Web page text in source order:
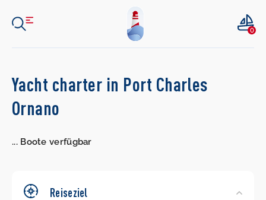
0
Search
Yachts
Yacht charter in Port Charles
Ornano
...Boote verfügbar
Reiseziel